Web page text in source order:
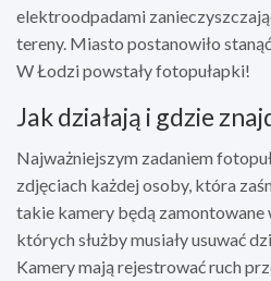
elektroodpadami
tereny. Miasto postanowiło
W Łodzi powstały fotopułapki!
Jak działają i gdzie
Najważniejszym zadaniem
zdjęciach każdej osoby, która
takie kamery będą zamontowane
których służby musiały usuwać
Kamery mają rejestrować ruch